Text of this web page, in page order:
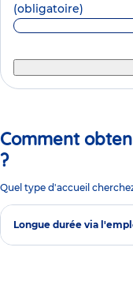
(obligatoire)
Comment
?
Quel type d'accueil
Longue durée via